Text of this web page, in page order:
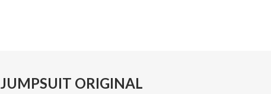
JUMPSUIT ORIGINAL